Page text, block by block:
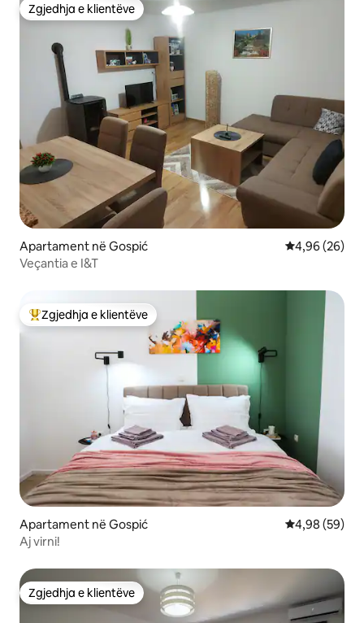
Zgjedhja e klientëve
Zgjedhja e klientëve
Apartament në Gospić Vlerësimi
4,96 (26)
Veçantia e I&T
Më të mirat e zgjedhjeve të klientëve
Zgjedhja e klientëve
Apartament në Gospić Vlerësimi
4,98 (59)
Aj virni!
Zgjedhja e klientëve
Zgjedhja e klientëve